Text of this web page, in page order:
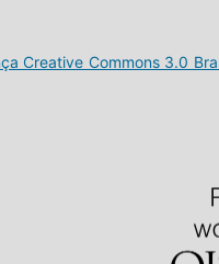
Creative Commons 3.0